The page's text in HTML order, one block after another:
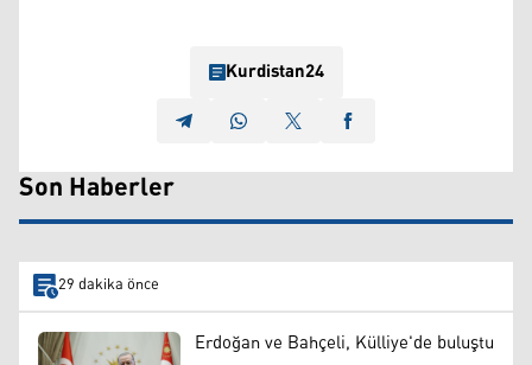
Kurdistan24
Son Haberler
29 dakika önce
Erdoğan ve Bahçeli, Külliye'de buluştu